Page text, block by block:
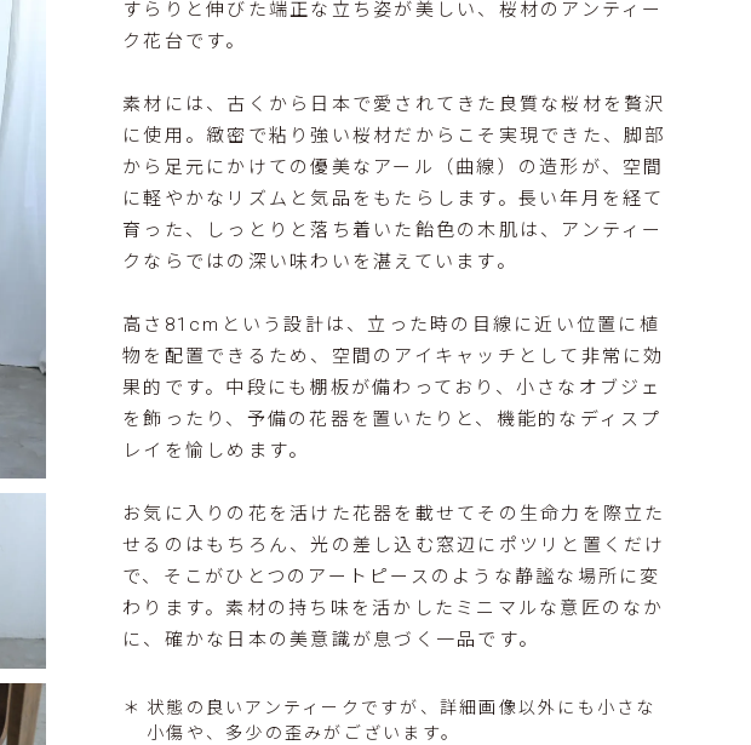
すらりと伸びた端正な立ち姿が美しい、桜材のアンティー
ク花台です。
素材には、古くから日本で愛されてきた良質な桜材を贅沢
に使用。緻密で粘り強い桜材だからこそ実現できた、脚部
から足元にかけての優美なアール（曲線）の造形が、空間
に軽やかなリズムと気品をもたらします。長い年月を経て
育った、しっとりと落ち着いた飴色の木肌は、アンティー
クならではの深い味わいを湛えています。
高さ81cmという設計は、立った時の目線に近い位置に植
物を配置できるため、空間のアイキャッチとして非常に効
果的です。中段にも棚板が備わっており、小さなオブジェ
を飾ったり、予備の花器を置いたりと、機能的なディスプ
レイを愉しめます。
お気に入りの花を活けた花器を載せてその生命力を際立た
せるのはもちろん、光の差し込む窓辺にポツリと置くだけ
で、そこがひとつのアートピースのような静謐な場所に変
わります。素材の持ち味を活かしたミニマルな意匠のなか
に、確かな日本の美意識が息づく一品です。
状態の良いアンティークですが、詳細画像以外にも小さな
小傷や、多少の歪みがございます。